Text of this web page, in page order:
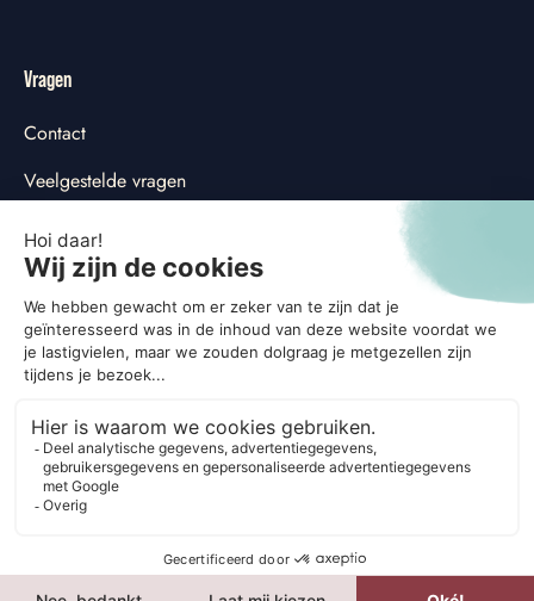
Vragen
Contact
Veelgestelde vragen
Privacyverklaring
Cookieverklaring
Cookievoorkeuren aanpassen